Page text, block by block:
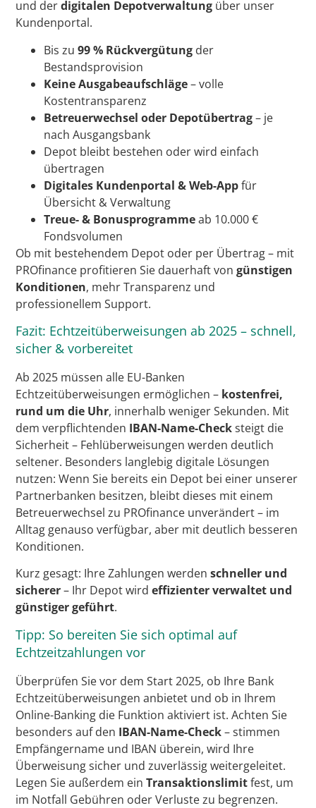
und derdigitalen Depotverwaltung über unser
Kundenportal.
Bis zu99 % Rückvergütung der
Bestandsprovision
Keine Ausgabeaufschläge– volle
Kostentransparenz
Betreuerwechsel oder Depotübertrag– je
nach Ausgangsbank
Depot bleibt bestehen oder wird einfach
übertragen
Digitales Kundenportal & Web-Appfür
Übersicht & Verwaltung
Treue- & Bonusprogrammeab 10.000 €
Fondsvolumen
Ob mit bestehendem Depot oder per Übertrag – mit
PROfinance profitieren Sie dauerhaft vongünstigen
Konditionen, mehr Transparenz und
professionellem Support.
Fazit: Echtzeitüberweisungen ab 2025 – schnell,
sicher & vorbereitet
Ab 2025 müssen alle EU-Banken
Echtzeitüberweisungen ermöglichen – kostenfrei,
rund um die Uhr, innerhalb weniger Sekunden. Mit
dem verpflichtenden IBAN-Name-Checksteigt die
Sicherheit – Fehlüberweisungen werden deutlich
seltener. Besonders langlebig digitale Lösungen
nutzen: Wenn Sie bereits ein Depot bei einer unserer
Partnerbanken besitzen, bleibt dieses mit einem
Betreuerwechsel zu PROfinance unverändert – im
Alltag genauso verfügbar, aber mit deutlich besseren
Konditionen.
Kurz gesagt: Ihre Zahlungen werdenschneller und
sicherer– Ihr Depot wirdeffizienter verwaltet und
günstiger geführt.
Tipp: So bereiten Sie sich optimal auf
Echtzeitzahlungen vor
Überprüfen Sie vor dem Start 2025, ob Ihre Bank
Echtzeitüberweisungen anbietet und ob in Ihrem
Online-Banking die Funktion aktiviert ist. Achten Sie
besonders auf den IBAN-Name-Check– stimmen
Empfängername und IBAN überein, wird Ihre
Überweisung sicher und zuverlässig weitergeleitet.
Legen Sie außerdem einTransaktionslimitfest, um
im Notfall Gebühren oder Verluste zu begrenzen.